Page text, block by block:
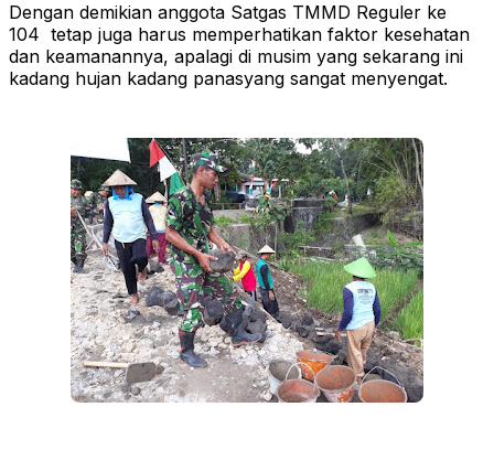
Dengan demikian anggota Satgas TMMD Reguler ke
104 tetap juga harus memperhatikan faktor kesehatan
dan keamanannya, apalagi di musim yang sekarang ini
kadang hujan kadang panasyang sangat menyengat.